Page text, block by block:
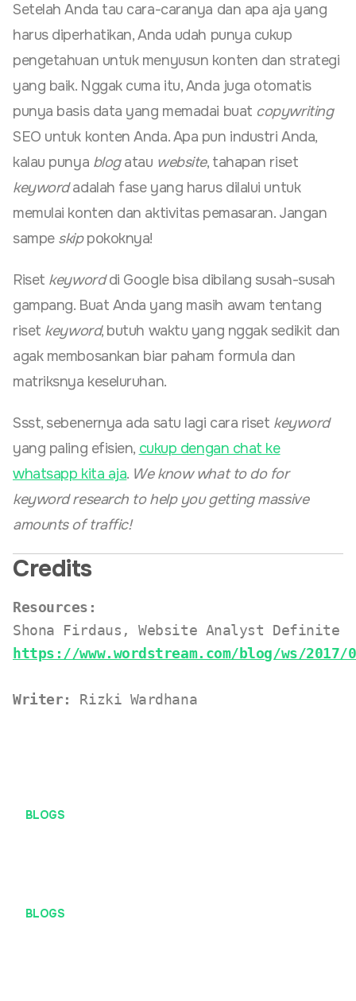
Setelah Anda tau cara-caranya dan apa aja yang
harus diperhatikan, Anda udah punya cukup
pengetahuan untuk menyusun konten dan strategi
yang baik. Nggak cuma itu, Anda juga otomatis
punya basis data yang memadai buat copywriting
SEO untuk konten Anda. Apa pun industri Anda,
kalau punya blogatau website, tahapan riset
keywordadalah fase yang harus dilalui untuk
memulai konten dan aktivitas pemasaran. Jangan
sampe skippokoknya!
Riset keyworddi Google bisa dibilang susah-susah
gampang. Buat Anda yang masih awam tentang
riset keyword, butuh waktu yang nggak sedikit dan
agak membosankan biar paham formula dan
matriksnya keseluruhan.
Ssst, sebenernya ada satu lagi cara riset keyword
yang paling efisien, cukup dengan chat ke
whatsapp kita aja. We know what to do for
keyword research to help you getting massive
amounts of traffic!
Credits
Resources:
https://www.wordstream.com/blog/ws/
Writer: Rizki Wardhana
BLOGS
BLOGS